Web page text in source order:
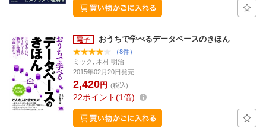
おうちで学べるデータベースのきほん
（8件）
ミック, 木村 明治
2015年02月20日発売
2,420円 (税込)
22ポイント 1倍